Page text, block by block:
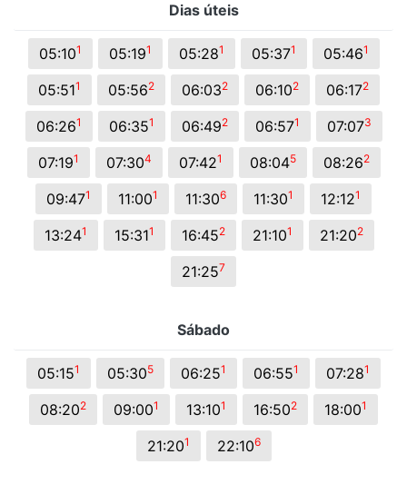
Dias úteis
05:101 05:191 05:281 05:371 05:461
05:511 05:562 06:032 06:102 06:172
06:261 06:351 06:492 06:571 07:073
07:191 07:304 07:421 08:045 08:262
09:471 11:001 11:306 11:301 12:121
13:241 15:311 16:452 21:101 21:202
21:257
Sábado
05:151 05:305 06:251 06:551 07:281
08:202 09:001 13:101 16:502 18:001
21:201 22:106